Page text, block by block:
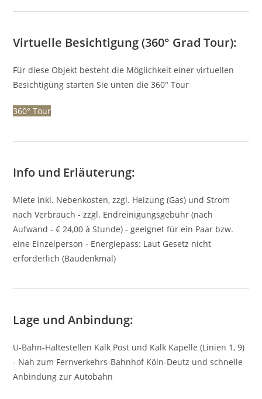
Virtuelle Besichtigung (360° Grad Tour):
Für diese Objekt besteht die Möglichkeit einer virtuellen
Besichtigung starten Sie unten die 360° Tour
360° Tour
Info und Erläuterung:
Miete inkl. Nebenkosten, zzgl. Heizung (Gas) und Strom
nach Verbrauch - zzgl. Endreinigungsgebühr (nach
Aufwand - € 24,00 à Stunde) - geeignet für ein Paar bzw.
eine Einzelperson - Energiepass: Laut Gesetz nicht
erforderlich (Baudenkmal)
Lage und Anbindung:
U-Bahn-Haltestellen Kalk Post und Kalk Kapelle (Linien 1, 9)
- Nah zum Fernverkehrs-Bahnhof Köln-Deutz und schnelle
Anbindung zur Autobahn